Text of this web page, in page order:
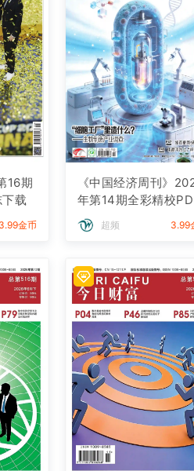
16期
载
3.99金币
《中国经济周刊》
年第14期全彩精校
杂志下载
超频 3.99